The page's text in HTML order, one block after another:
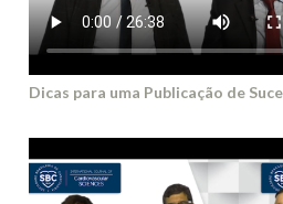
Dicas para uma Publicação de